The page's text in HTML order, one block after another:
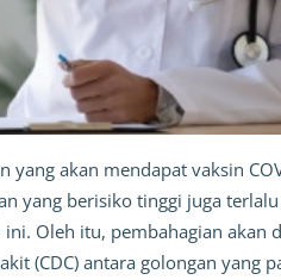
akan mendapat vaksin
yang berisiko tinggi juga
Oleh itu, pembahagian akan
(CDC) antara golongan yang